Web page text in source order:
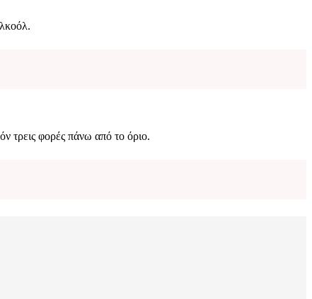
τρεις φορές πάνω από το όριο.